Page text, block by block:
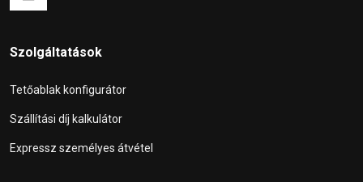
Szolgáltatások
Tetőablak konfigurátor
Szállítási díj kalkulátor
Expressz személyes átvétel